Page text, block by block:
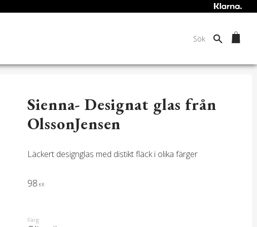
Sienna- Designat glas från
OlssonJensen
Läckert designglas med distikt fläck i olika färger
98 KR
Färg